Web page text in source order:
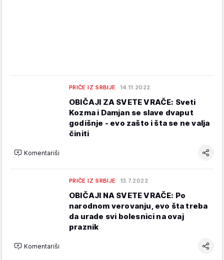
PRIČE IZ SRBIJE 14.11.2022.
OBIČAJI ZA SVETE VRAČE: Sveti
Kozma i Damjan se slave dvaput
godišnje - evo zašto i šta se ne valja
činiti
Komentariši
PRIČE IZ SRBIJE 13.7.2022.
OBIČAJI NA SVETE VRAČE: Po
narodnom verovanju, evo šta treba
da urade svi bolesnici na ovaj
praznik
Komentariši